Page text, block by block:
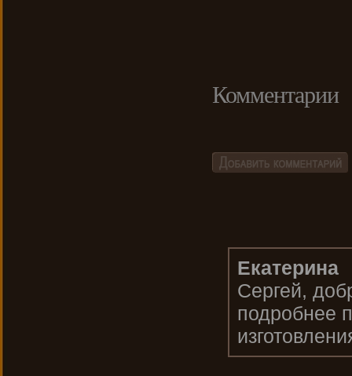
Комментарии
Екатерина
Сергей,
подробнее